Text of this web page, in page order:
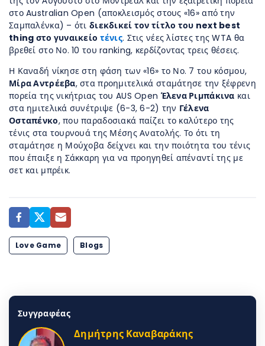
στο Australian Open (αποκλεισμός στους «16» από την
Σαμπαλένκα) – ότιδιεκδικεί τον τίτλο του next best
thing στο γυναικείο τένις. Στις νέες λίστες της WTA θα
βρεθεί στο Νο. 10 του ranking, κερδίζοντας τρεις θέσεις.
Η Καναδή νίκησε στη φάση των «16» το Νο. 7 του κόσμου,
Μίρα Αντρέεβα, στα προημιτελικά σταμάτησε την ξέφρενη
πορεία της νικήτριας του AUS Open Έλενα Ριμπάκινα και
στα ημιτελικά συνέτριψε (6-3, 6-2) την Γέλενα
Οσταπένκο, που παραδοσιακά παίζει το καλύτερο της
τένις στα τουρνουά της Μέσης Ανατολής. Το ότι τη
σταμάτησε η Μούχοβα δείχνει και την ποιότητα του τένις
που έπαιξε η Σάκκαρη για να προηγηθεί απέναντί της με
σετ και μπρέικ.
Love Game Blogs
Συγγραφέας
Δημήτρης Καναβαράκης